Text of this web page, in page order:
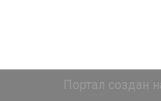
Портал создан